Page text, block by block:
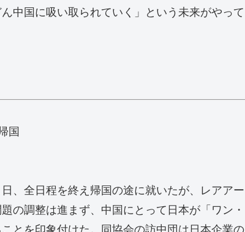
中国に吸い取られていく」という未来がやって
国
、全日程を終え帰国の途に就いたが、レアアー
の調整は進まず、中国にとって日本が「ワン・
とを印象付けた。同協会の訪中団は日本企業の